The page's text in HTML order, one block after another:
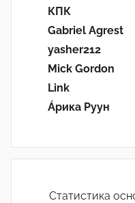
КПК
Gabriel Agrest
yasher212
Mick Gordon
Link
Áрика Руун
Статистика